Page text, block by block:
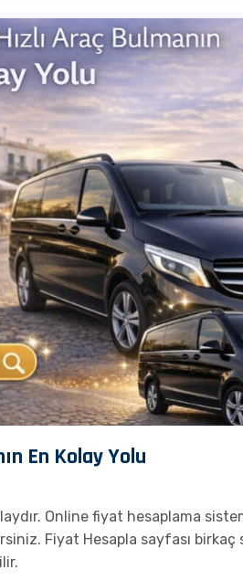
En Kolay Yolu
Online fiyat hesaplama
Fiyat Hesapla sayfası